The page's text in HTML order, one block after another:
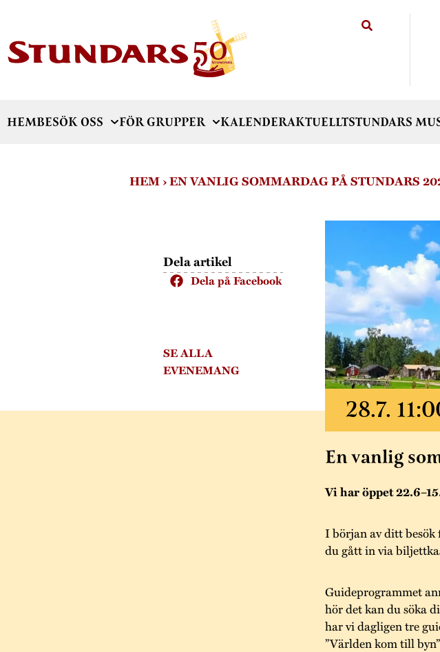
HEMBESÖK OSS FÖR GRUPPER KALENDERAKTUELLTSTUNDARS
HEM›EN VANLIG SOMMARDAG PÅ STUNDARS
Dela artikel
Dela på Facebook
SE ALLA
EVENEMANG
En vanlig
Vi har öppet
I början av ditt
du gått in via
Guideprogrammet
hör det kan du söka
har vi dagligen tre
”Världen kom till